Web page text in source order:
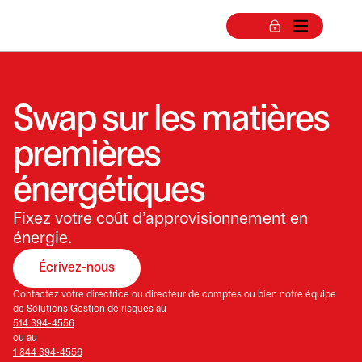
Swap sur les matières
premières
énergétiques
Fixez votre coût d’approvisionnement en
énergie.
Écrivez-nous
Contactez votre directrice ou directeur de comptes ou bien notre équipe
de Solutions Gestion de risques au
514 394-4556
ou au
1 844 394-4556